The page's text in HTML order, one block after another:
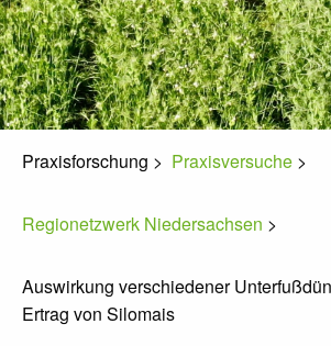
Praxisforschung > Praxisversuche >
Regionetzwerk Niedersachsen >
Auswirkung verschiedener
Ertrag von Silomais